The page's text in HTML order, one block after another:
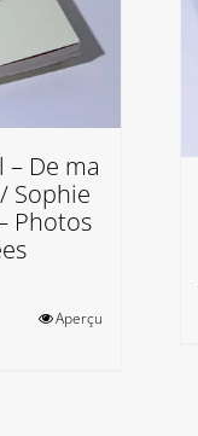
– De ma
Sophie
Photos
Aperçu